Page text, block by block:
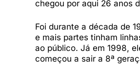
chegou por aqui 26 anos
Foi durante a década de
e mais partes tinham
ao público. Já em 1998,
começou a sair a 8ª